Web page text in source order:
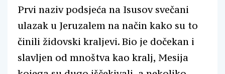
Prvi naziv podsjeća na Isusov svečani
ulazak u Jeruzalem na način kako su to
činili židovski kraljevi. Bio je dočekan i
slavljen od mnoštva kao kralj, Mesija